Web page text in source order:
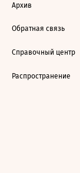
Архив
Обратная связь
Справочный центр
Распространение